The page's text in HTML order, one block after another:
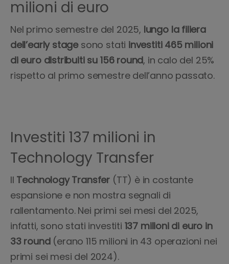
milioni di euro
Nel primo semestre del 2025, lungo la filiera
dell’early stagesono stati investiti 465 milioni
di euro distribuiti su 156 round, in calo del 25%
rispetto al primo semestre dell’anno passato.
Investiti 137 milioni in
Technology Transfer
Il Technology Transfer (TT) è in costante
espansione e non mostra segnali di
rallentamento. Nei primi sei mesi del 2025,
infatti, sono stati investiti 137 milioni di euro in
33 round (erano 115 milioni in 43 operazioni nei
primi sei mesi del 2024).